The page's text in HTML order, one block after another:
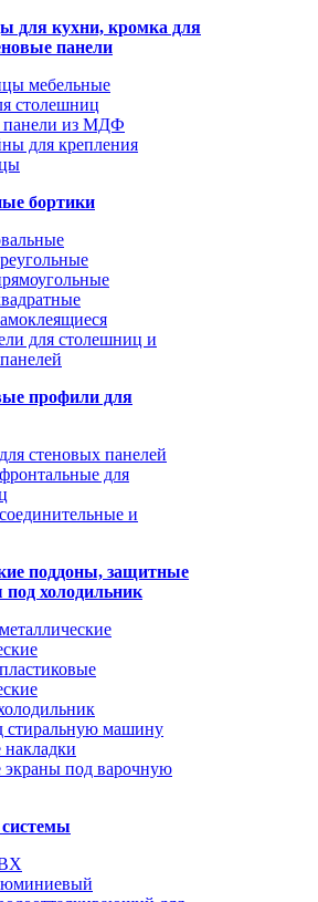
для кухни, кромка для
панели
мебельные
столешниц
панели из МДФ
для крепления
бортики
для столешниц и
профили для
стеновых панелей
для
и
поддоны, защитные
под холодильник
стиральную машину
под варочную